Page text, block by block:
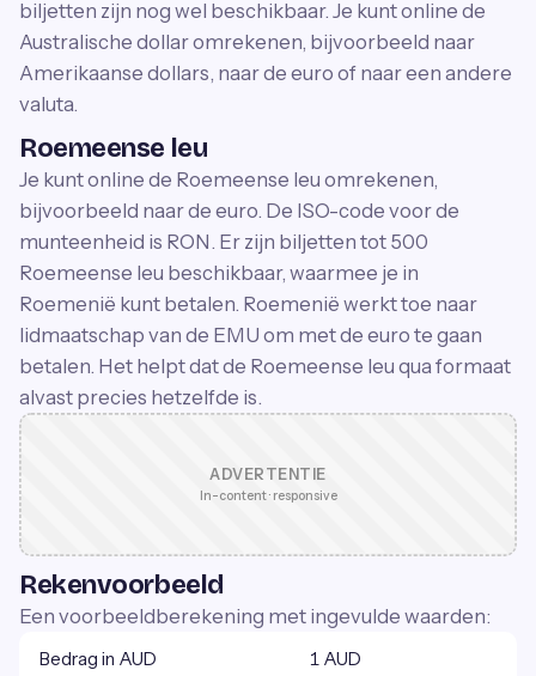
biljetten zijn nog wel beschikbaar. Je kunt online de
Australische dollar omrekenen, bijvoorbeeld naar
Amerikaanse dollars, naar de euro of naar een andere
valuta.
Roemeense leu
Je kunt online de Roemeense leu omrekenen,
bijvoorbeeld naar de euro. De ISO-code voor de
munteenheid is RON. Er zijn biljetten tot 500
Roemeense leu beschikbaar, waarmee je in
Roemenië kunt betalen. Roemenië werkt toe naar
lidmaatschap van de EMU om met de euro te gaan
betalen. Het helpt dat de Roemeense leu qua formaat
alvast precies hetzelfde is.
ADVERTENTIE
In-content · responsive
Rekenvoorbeeld
Een voorbeeldberekening met ingevulde waarden:
Bedrag in AUD 1 AUD